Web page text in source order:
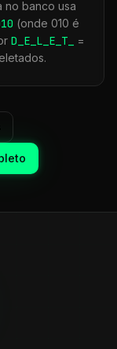
no banco usa
(onde 010 é
D_E_L_E_T_
=